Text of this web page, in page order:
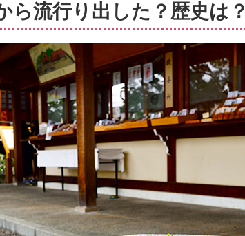
ら流行り出した？歴史は？